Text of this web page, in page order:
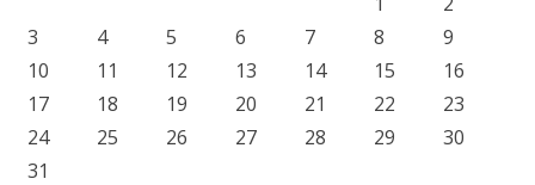
3
4 5 6 7 8
9
10
11 12 13 14 15
16
17
18 19 20 21 22
23
24
25 26 27 28 29
30
31